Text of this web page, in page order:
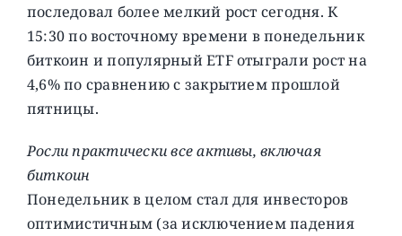
последовал более мелкий рост сегодня. К
15:30 по восточному времени в понедельник
биткоин и популярный ETF отыграли рост на
4,6% по сравнению с закрытием прошлой
пятницы.
Росли практически все активы, включая
биткоин
Понедельник в целом стал для инвесторов
оптимистичным (за исключением падения